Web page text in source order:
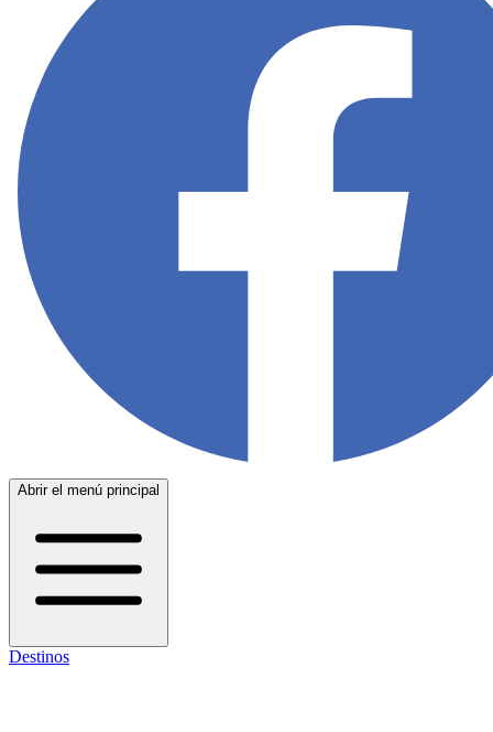
Abrir el menú principal
Destinos